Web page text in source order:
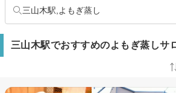
三山木駅,よもぎ蒸し
三山木駅でおすすめのよもぎ蒸しサ